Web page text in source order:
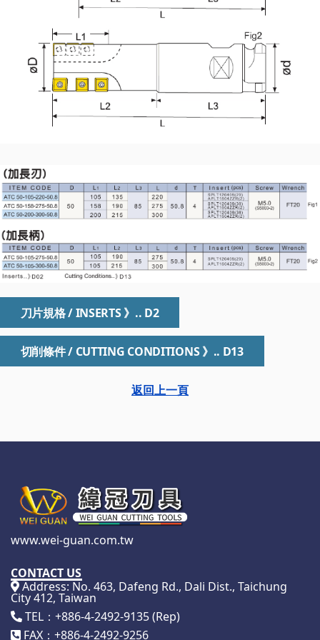
刀片規格 / INSERTS 》.. D2
切削條件 / CUTTING CONDITIONS 》.. D13
返回上一頁
www.wei-guan.com.tw
CONTACT US
Address: No. 463, Dafeng Rd., Dali Dist., Taichung
City 412, Taiwan
TEL：+886-4-2492-9135 (Rep)
FAX：+886-4-2492-9256